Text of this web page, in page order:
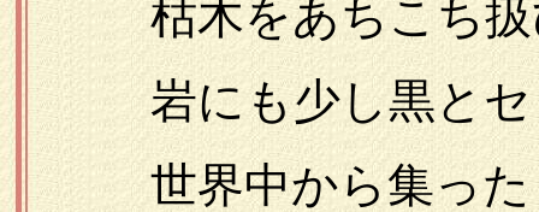
枯木をあちこち扱
岩にも少し黒とセ
世界中から集った